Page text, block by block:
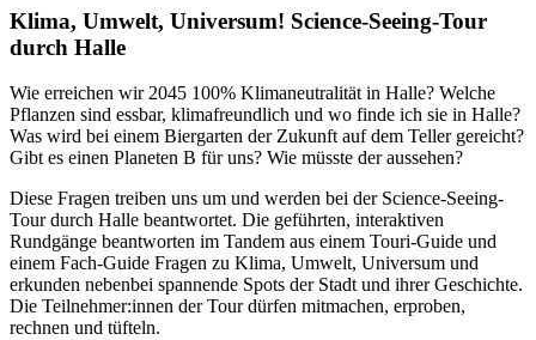
Klima, Umwelt, Universum! Science-Seeing-Tour
durch Halle
Wie erreichen wir 2045 100% Klimaneutralität in Halle? Welche
Pflanzen sind essbar, klimafreundlich und wo finde ich sie in Halle?
Was wird bei einem Biergarten der Zukunft auf dem Teller gereicht?
Gibt es einen Planeten B für uns? Wie müsste der aussehen?
Diese Fragen treiben uns um und werden bei der Science-Seeing-
Tour durch Halle beantwortet. Die geführten, interaktiven
Rundgänge beantworten im Tandem aus einem Touri-Guide und
einem Fach-Guide Fragen zu Klima, Umwelt, Universum und
erkunden nebenbei spannende Spots der Stadt und ihrer Geschichte.
Die Teilnehmer:innen der Tour dürfen mitmachen, erproben,
rechnen und tüfteln.